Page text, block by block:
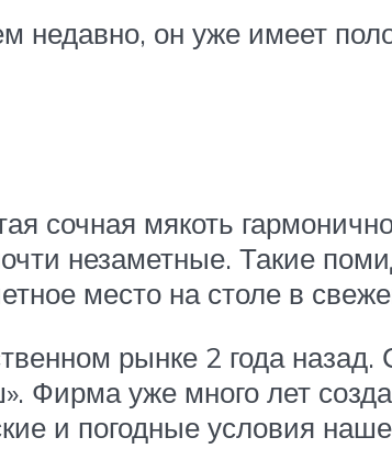
недавно, он уже имеет
сочная мякоть
незаметные. Такие
место на столе в
рынке 2 года назад.
Фирма уже много лет
и погодные условия